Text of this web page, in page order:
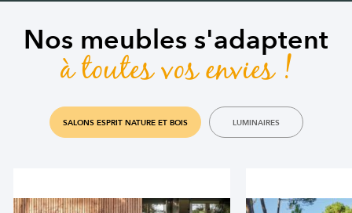
Nos meubles s'adaptent
à toutes vos envies !
SALONS ESPRIT NATURE ET BOIS LUMINAIRES